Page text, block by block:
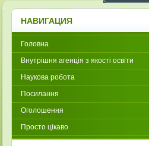
НАВИГАЦИЯ
Головна
Внутрішня агенція з якості освіти
Наукова робота
Посилання
Оголошення
Просто цікаво